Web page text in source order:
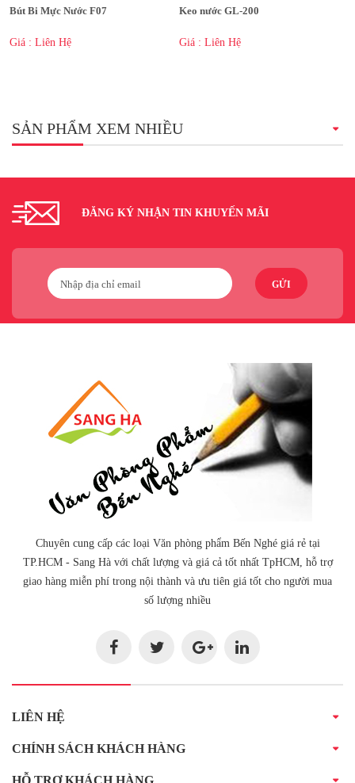
Bút Bi Mực Nước F07
Giá : Liên Hệ
Keo nước GL-200
Giá : Liên Hệ
SẢN PHẨM XEM NHIỀU
ĐĂNG KÝ NHẬN TIN KHUYẾN MÃI
GỬI
Chuyên cung cấp các loại Văn phòng phẩm Bến Nghé giá rẻ tại
TP.HCM - Sang Hà với chất lượng và giá cả tốt nhất TpHCM, hỗ trợ
giao hàng miễn phí trong nội thành và ưu tiên giá tốt cho người mua
số lượng nhiều
LIÊN HỆ
CHÍNH SÁCH KHÁCH HÀNG